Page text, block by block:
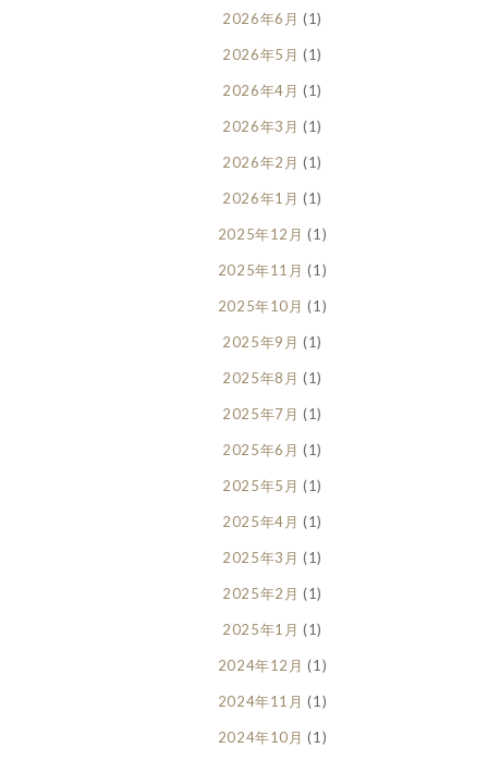
2026年6月 (1)
2026年5月 (1)
2026年4月 (1)
2026年3月 (1)
2026年2月 (1)
2026年1月 (1)
2025年12月 (1)
2025年11月 (1)
2025年10月 (1)
2025年9月 (1)
2025年8月 (1)
2025年7月 (1)
2025年6月 (1)
2025年5月 (1)
2025年4月 (1)
2025年3月 (1)
2025年2月 (1)
2025年1月 (1)
2024年12月 (1)
2024年11月 (1)
2024年10月 (1)